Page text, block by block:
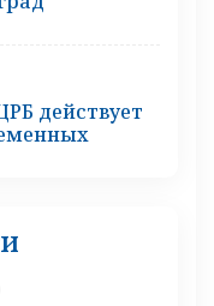
действует